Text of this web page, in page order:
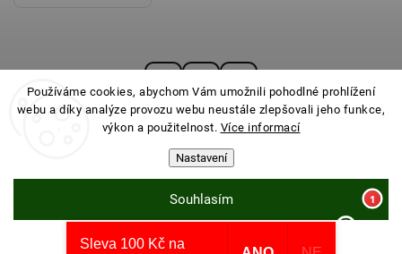
Používáme cookies, abychom Vám umožnili pohodlné prohlížení
webu a díky analýze provozu webu neustále zlepšovali jeho funkce,
výkon a použitelnost. Více informací
Nastavení
Odmítnout
Souhlasím
PONOŽKOVNA· Všechna práva vyhrazena ·
Nastavení cookies
Sleva 100 Kč na